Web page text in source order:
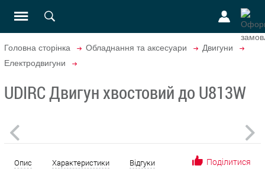
Головна сторінка Обладнання та аксесуари
Двигуни
Електродвигуни
UDIRC Двигун хвостовий до U813W
Опис Характеристики Відгуки Поділитися